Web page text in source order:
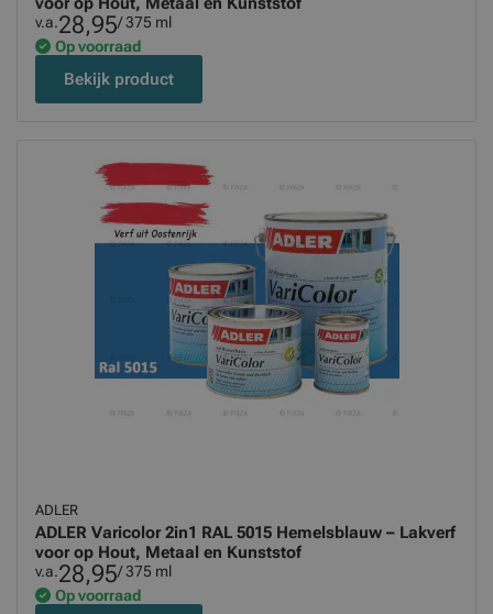
v.a.28,95/ 375 ml
Op voorraad
Bekijk product
ADLER
ADLER Varicolor 2in1 RAL 5015 Hemelsblauw – Lakverf
voor op Hout, Metaal en Kunststof
v.a.28,95/ 375 ml
Op voorraad